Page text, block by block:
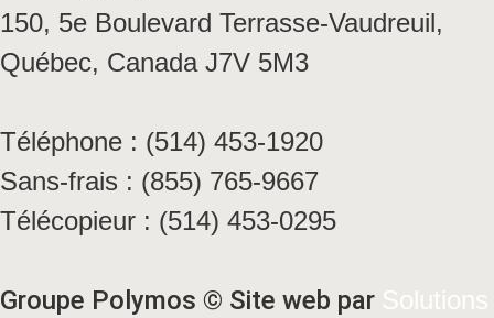
150, 5e Boulevard Terrasse-Vaudreuil,
Québec, Canada J7V 5M3
Téléphone : (514) 453-1920
Sans-frais : (855) 765-9667
Télécopieur : (514) 453-0295
Groupe Polymos © Site web par Solutions